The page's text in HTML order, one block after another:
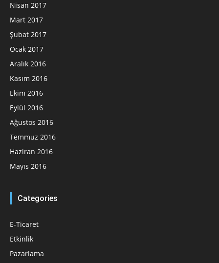
Nisan 2017
Mart 2017
Şubat 2017
Ocak 2017
Aralık 2016
Kasım 2016
Ekim 2016
Eylül 2016
Ağustos 2016
Temmuz 2016
Haziran 2016
Mayıs 2016
Categories
E-Ticaret
Etkinlik
Pazarlama